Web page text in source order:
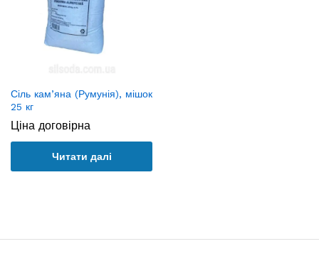
Сіль кам’яна (Румунія), мішок
25 кг
Ціна договірна
Читати далі